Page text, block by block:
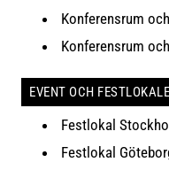
Konferensrum
Konferensrum
EVENT OCH
Festlokal
Festlokal